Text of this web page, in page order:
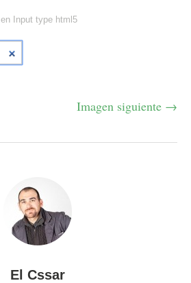
en Input type html5
Imagen siguiente →
El Cssar